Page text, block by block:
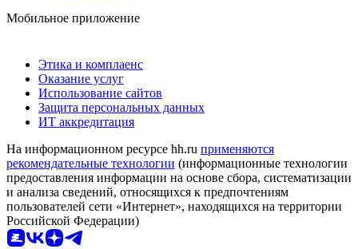
Мобильное приложение
Этика и комплаенс
Оказание услуг
Использование сайтов
Защита персональных данных
ИТ аккредитация
На информационном ресурсе hh.ru применяются
рекомендательные технологии (информационные технологии
предоставления информации на основе сбора, систематизации
и анализа сведений, относящихся к предпочтениям
пользователей сети «Интернет», находящихся на территории
Российской Федерации)